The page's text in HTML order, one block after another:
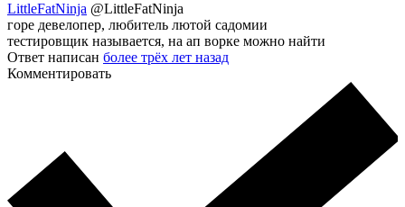
LittleFatNinja @LittleFatNinja
горе девелопер, любитель лютой садомии
тестировщик называется, на ап ворке можно найти
Ответ написан более трёх лет назад
Комментировать